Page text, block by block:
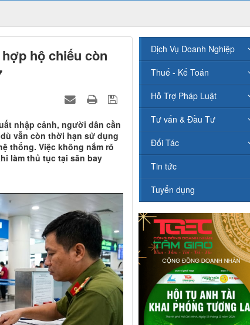
hộ chiếu còn
nhập cảnh, người dân cần
vẫn còn thời hạn sử dụng
thống. Việc không nắm rõ
làm thủ tục tại sân bay
Dịch Vụ Doanh Nghiệp
Thuế - Kế Toán
Hỗ Trợ Pháp Luật
Tư vấn & Đầu Tư
Đối Tác
Tin tức
Tuyển dụng